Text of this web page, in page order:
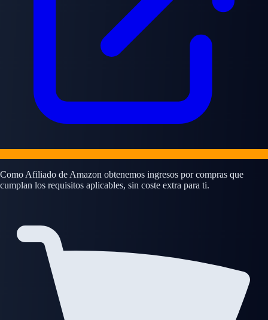
Como Afiliado de Amazon obtenemos ingresos por compras que
cumplan los requisitos aplicables, sin coste extra para ti.